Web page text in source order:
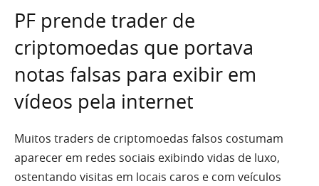
PF prende trader de
criptomoedas que portava
notas falsas para exibir em
vídeos pela internet
Muitos traders de criptomoedas falsos costumam
aparecer em redes sociais exibindo vidas de luxo,
ostentando visitas em locais caros e com veículos